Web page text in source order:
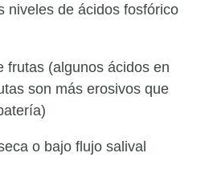
niveles de ácidos fosfórico
frutas (algunos ácidos en
son más erosivos que
o bajo flujo salival